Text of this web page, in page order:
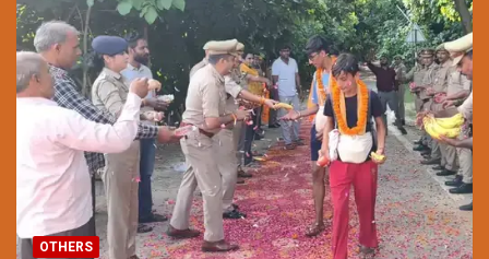
OTHERS